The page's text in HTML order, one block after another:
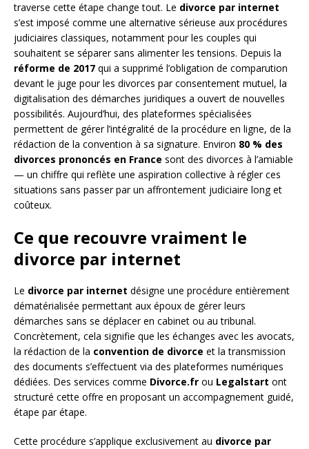
traverse cette étape change tout. Le divorce par internet
s’est imposé comme une alternative sérieuse aux procédures
judiciaires classiques, notamment pour les couples qui
souhaitent se séparer sans alimenter les tensions. Depuis la
réforme de 2017 qui a supprimé l’obligation de comparution
devant le juge pour les divorces par consentement mutuel, la
digitalisation des démarches juridiques a ouvert de nouvelles
possibilités. Aujourd’hui, des plateformes spécialisées
permettent de gérer l’intégralité de la procédure en ligne, de la
rédaction de la convention à sa signature. Environ 80 % des
divorces prononcés en France sont des divorces à l’amiable
— un chiffre qui reflète une aspiration collective à régler ces
situations sans passer par un affrontement judiciaire long et
coûteux.
Ce que recouvre vraiment le
divorce par internet
Le divorce par internet désigne une procédure entièrement
dématérialisée permettant aux époux de gérer leurs
démarches sans se déplacer en cabinet ou au tribunal.
Concrètement, cela signifie que les échanges avec les avocats,
la rédaction de la convention de divorce et la transmission
des documents s’effectuent via des plateformes numériques
dédiées. Des services comme Divorce.fr ou Legalstart ont
structuré cette offre en proposant un accompagnement guidé,
étape par étape.
Cette procédure s’applique exclusivement au divorce par